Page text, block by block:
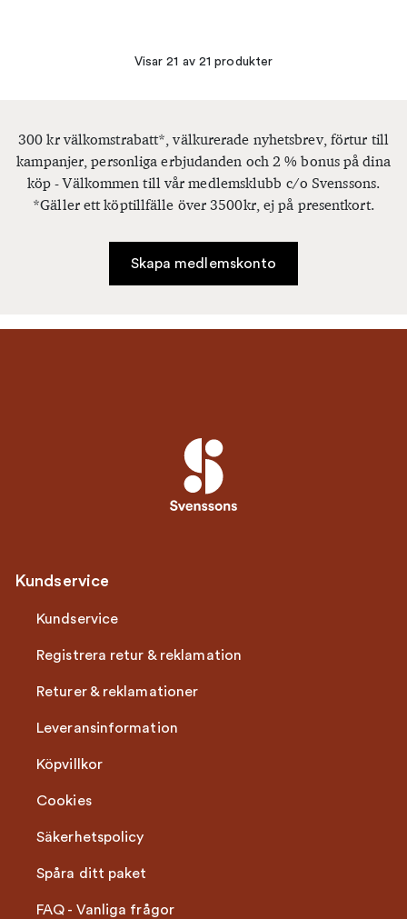
Visar 21 av 21 produkter
300 kr välkomstrabatt*, välkurerade nyhetsbrev, förtur till
kampanjer, personliga erbjudanden och 2 % bonus på dina
köp - Välkommen till vår medlemsklubb c/o Svenssons.
*Gäller ett köptillfälle över 3500kr, ej på presentkort.
Skapa medlemskonto
Kundservice
Kundservice
Registrera retur & reklamation
Returer & reklamationer
Leveransinformation
Köpvillkor
Cookies
Säkerhetspolicy
Spåra ditt paket
FAQ - Vanliga frågor